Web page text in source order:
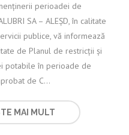
perioadei de
SA – ALEȘD, în calitate
publice, vă informează
de Planul de restricții și
potabile în perioade de
de C...
MAI MULT